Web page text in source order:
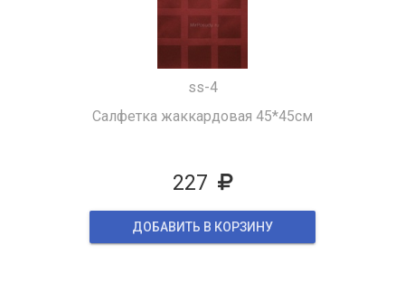
ss-4
Салфетка жаккардовая 45*45см
227
ДОБАВИТЬ В КОРЗИНУ